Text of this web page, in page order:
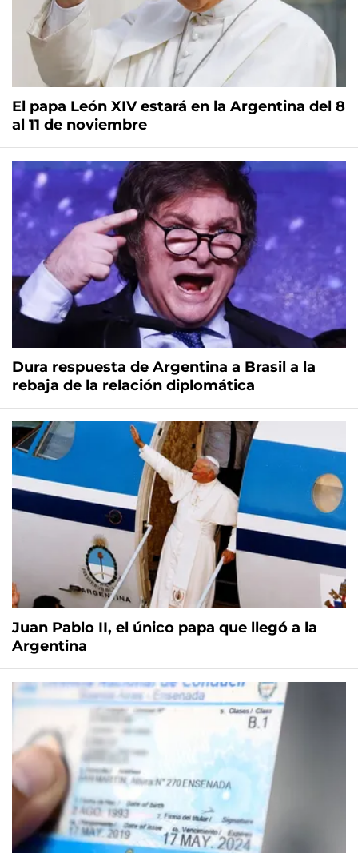
El papa León XIV estará en la Argentina del 8
al 11 de noviembre
Dura respuesta de Argentina a Brasil a la
rebaja de la relación diplomática
Juan Pablo II, el único papa que llegó a la
Argentina